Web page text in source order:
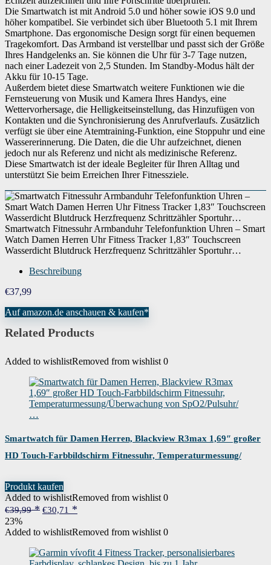
Die Smartwatch ist mit Android 5.0 und höher sowie iOS 9.0 und
höher kompatibel. Sie verbindet sich über Bluetooth 5.1 mit Ihrem
Smartphone. Das ergonomische Design sorgt für einen bequemen
Tragekomfort. Das Armband ist verstellbar und passt sich der Größe
Ihres Handgelenks an. Sie können die Uhr für 3-7 Tage nutzen,
nach einer Ladezeit von 2,5 Stunden. Im Standby-Modus hält der
Akku für 10-15 Tage.
Außerdem bietet diese Smartwatch weitere Funktionen wie die
Fernsteuerung von Musik und Kamera Ihres Handys, eine
Wettervorhersage, die Helligkeitseinstellung, das Hinzufügen von
Kontakten und die Synchronisierung des Anrufverlaufs. Zusätzlich
verfügt sie über eine Atemtraining-Funktion, eine Stoppuhr und eine
Wassererinnerung. Die Daten, die die Uhr aufzeichnet, dienen
jedoch nur als Referenz und nicht als medizinische Referenz.
Diese Smartwatch ist der ideale Begleiter für Ihren Alltag und
unterstützt Sie beim Erreichen Ihrer Fitnessziele.
Smartwatch Fitnessuhr Armbanduhr Telefonfunktion Uhren – Smart
Watch Damen Herren Uhr Fitness Tracker 1,83″ Touchscreen
Wasserdicht Blutdruck Herzfrequenz Schrittzähler Sportuhr…
Beschreibung
€37,99
Auf amazon.de anschauen & kaufen*
Related Products
Added to wishlistRemoved from wishlist 0
Smartwatch für Damen Herren, Blackview R3max 1,69″ großer
HD Touch-Farbbildschirm Fitnessuhr, Temperaturmessung/
Produkt kaufen
Added to wishlistRemoved from wishlist 0
€39,99
Ursprünglicher
war:
€39,99
€30,71
ist:
€30,71.
23%
Added to wishlistRemoved from wishlist 0